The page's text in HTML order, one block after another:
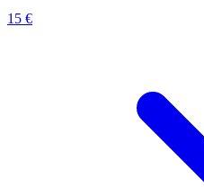
15 €